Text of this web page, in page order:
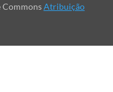
CommonsAtribuição